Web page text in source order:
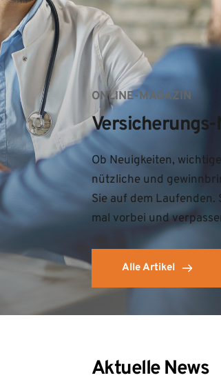
ONLINE-MAGAZIN
Versicherungs-
Ob Neuigkeiten,
nützliche und
Sie auf dem Laufenden.
mal vorbei und
Alle Artikel
Aktuelle News